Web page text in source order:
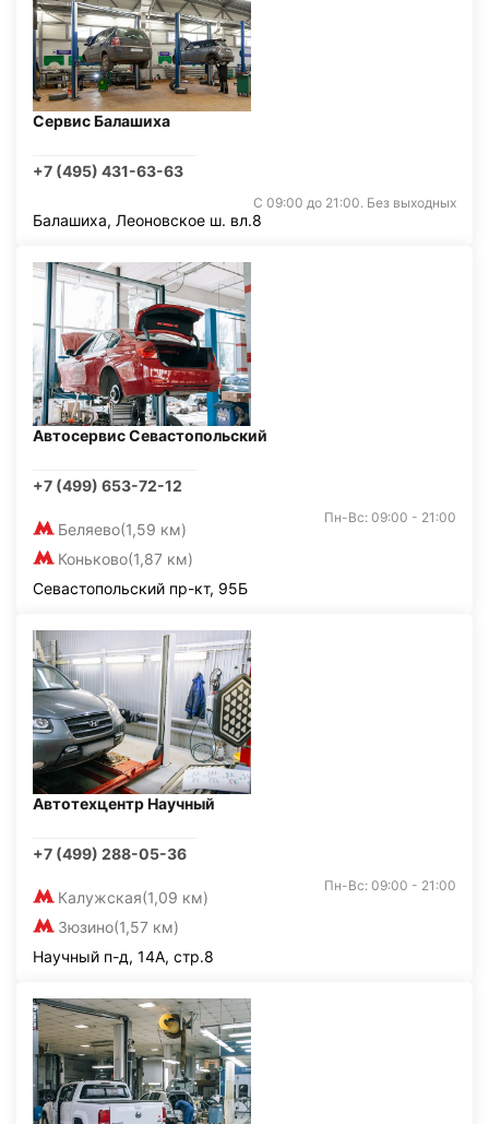
Сервис Балашиха
+7 (495) 431-63-63
С 09:00 до 21:00. Без выходных
Балашиха, Леоновское ш. вл.8
Автосервис Севастопольский
+7 (499) 653-72-12
Беляево(1,59 км)
Коньково(1,87 км)
Пн-Вс: 09:00 - 21:00
Севастопольский пр-кт, 95Б
Автотехцентр Научный
+7 (499) 288-05-36
Калужская(1,09 км)
Зюзино(1,57 км)
Пн-Вс: 09:00 - 21:00
Научный п-д, 14А, стр.8